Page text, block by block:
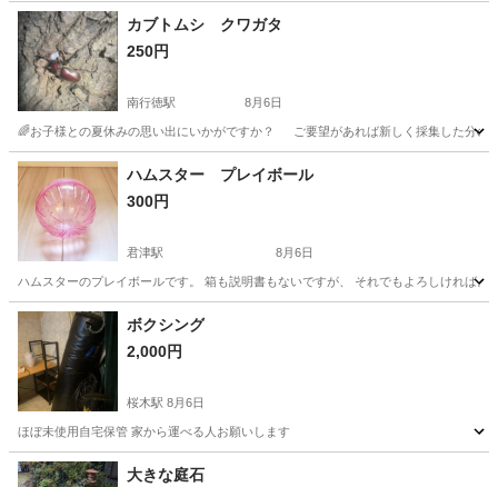
カブトムシ クワガタ
250円
南行徳駅 8月6日
🌈お子様との夏休みの思い出にいかがですか？ ご要望があれば新しく採集した分
千葉 市川市 南行徳駅 その他 カブトムシ
ハムスター プレイボール
300円
君津駅 8月6日
ハムスターのプレイボールです。 箱も説明書もないですが、 それでもよろしければ。
千葉 木更津市 ボクシング
2,000円
桜木駅 8月6日
ほぼ未使用自宅保管 家から運べる人お願いします
千葉 千葉市 桜木駅
大きな庭石